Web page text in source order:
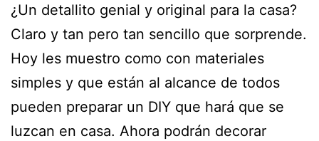
¿Un detallito genial y original para la casa?
Claro y tan pero tan sencillo que sorprende.
Hoy les muestro como con materiales
simples y que están al alcance de todos
pueden preparar un DIY que hará que se
luzcan en casa. Ahora podrán decorar